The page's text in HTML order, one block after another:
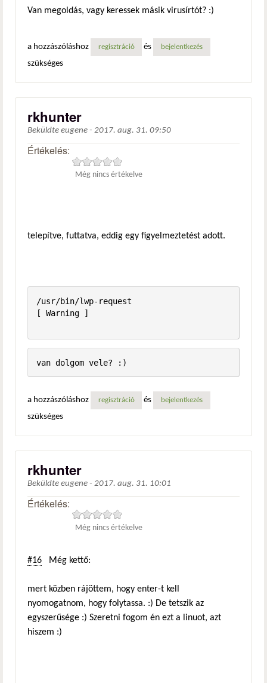
Van megoldás, vagy keressek másik virusírtót? :)
a hozzászóláshoz regisztráció és bejelentkezés
szükséges
rkhunter
Beküldte eugene - 2017. aug. 31. 09:50
Értékelés:
Még nincs értékelve
telepítve, futtatva, eddig egy figyelmeztetést adott.
/usr/bin/lwp-request
[ Warning ]
a hozzászóláshoz regisztráció és bejelentkezés
szükséges
rkhunter
Beküldte eugene - 2017. aug. 31. 10:01
Értékelés:
Még nincs értékelve
#16 Még kettő:
mert közben rájöttem, hogy enter-t kell
nyomogatnom, hogy folytassa. :) De tetszik az
egyszerűsége :) Szeretni fogom én ezt a linuot, azt
hiszem :)